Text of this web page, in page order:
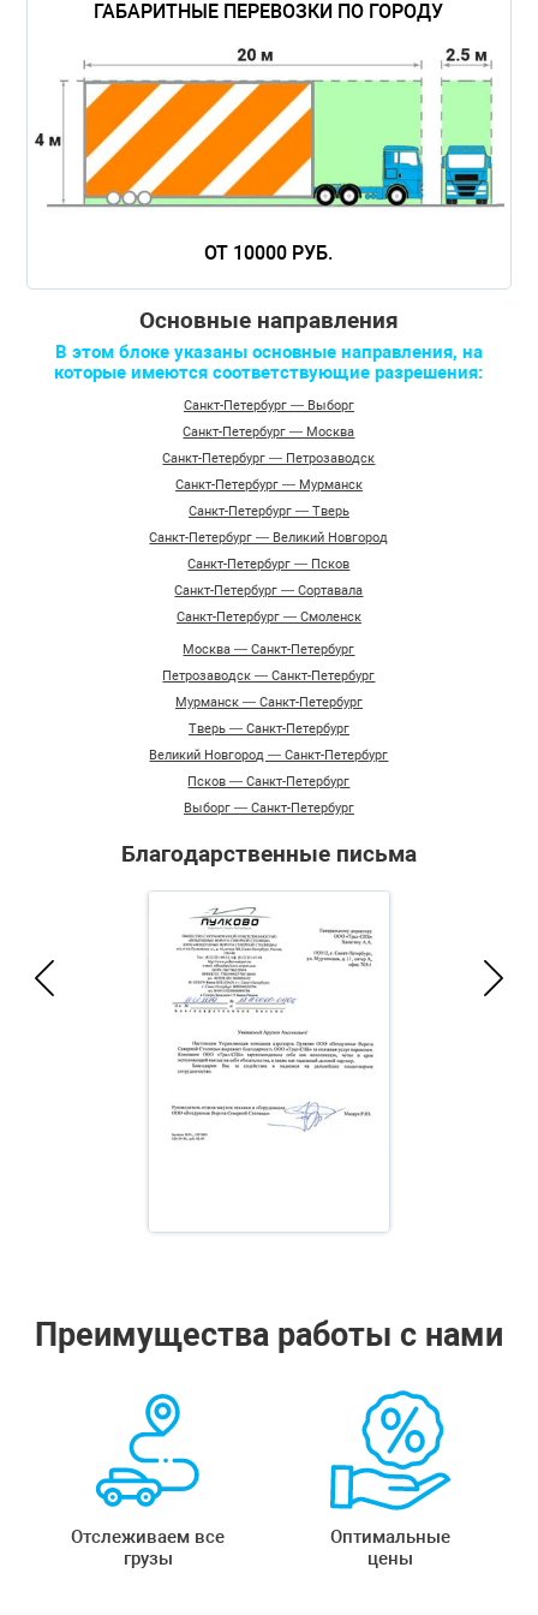
ГАБАРИТНЫЕ ПЕРЕВОЗКИ ПО ГОРОДУ
ОТ 10000 РУБ.
Основные направления
В этом блоке указаны основные направления, на
которые имеются соответствующие разрешения:
Санкт-Петербург — Выборг
Санкт-Петербург — Москва
Санкт-Петербург — Петрозаводск
Санкт-Петербург — Мурманск
Санкт-Петербург — Тверь
Санкт-Петербург — Великий Новгород
Санкт-Петербург — Псков
Санкт-Петербург — Сортавала
Санкт-Петербург — Смоленск
Москва — Санкт-Петербург
Петрозаводск — Санкт-Петербург
Мурманск — Санкт-Петербург
Тверь — Санкт-Петербург
Великий Новгород — Санкт-Петербург
Псков — Санкт-Петербург
Выборг — Санкт-Петербург
Благодарственные письма
Преимущества работы с нами
Отслеживаем все
грузы
Оптимальные
цены